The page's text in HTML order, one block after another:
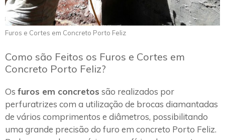
Furos e Cortes em Concreto Porto Feliz
Como são Feitos os Furos e Cortes em
Concreto Porto Feliz?
Os furos em concretos são realizados por
perfuratrizes com a utilização de brocas diamantadas
de vários comprimentos e diâmetros, possibilitando
uma grande precisão do furo em concreto Porto Feliz.